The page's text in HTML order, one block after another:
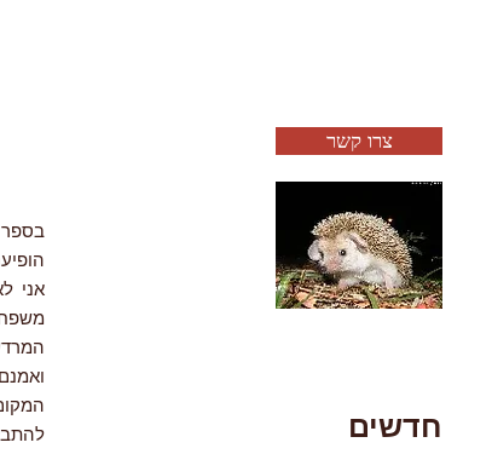
אני
צרו קשר
חדשים